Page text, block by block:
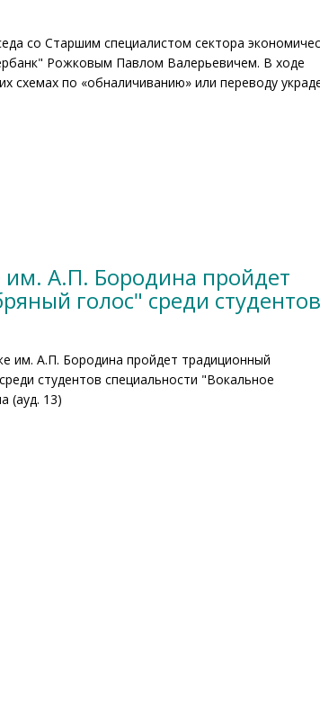
со Старшим специалистом сектора
Рожковым Павлом Валерьевичем. В ходе
схемах по «обналичиванию» или переводу
А.П. Бородина пройдет
голос" среди студентов
им. А.П. Бородина пройдет традиционный
студентов специальности "Вокальное
(ауд. 13)